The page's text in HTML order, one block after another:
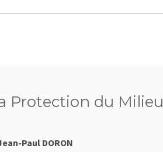
Protection du Milieu
Paul DORON